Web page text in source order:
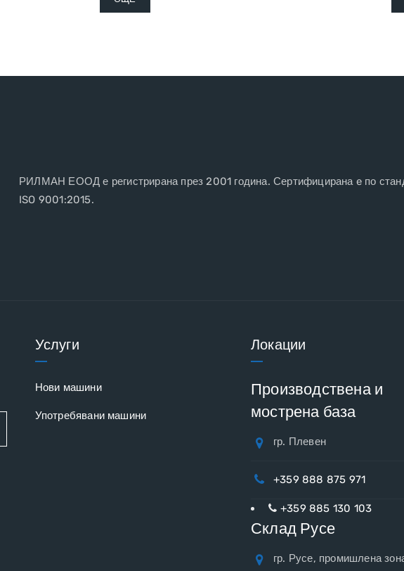
РИЛМАН ЕООД е регистрирана през 2001 година. Сертифицирана e по
ISO 9001:2015.
Услуги
Нови машини
Употребявани машини
Локации
Производствена и
мострена база
гр. Плевен
+359 888 875 971
+359 885 130 103
Склад Русе
гр. Русе, промишлена